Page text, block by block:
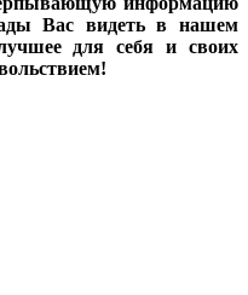
Вас видеть в нашем
для себя и своих